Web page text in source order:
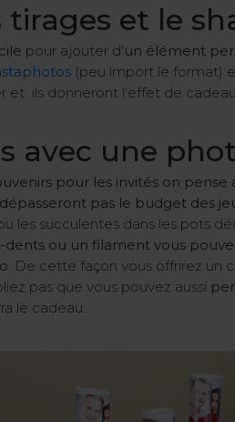
tirages et le
pour ajouter d'un élément
(peu import le format)
et ils donneront l'effet de
avec une
pour les invités on
pas le budget des
les succulentes dans les pots
dents ou un filament vous
. De cette façon vous offrirez un
pas que vous pouvez aussi
le cadeau.